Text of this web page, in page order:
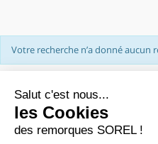
Votre recherche n’a donné aucun
Salut c'est nous...
les Cookies
des remorques SOREL !